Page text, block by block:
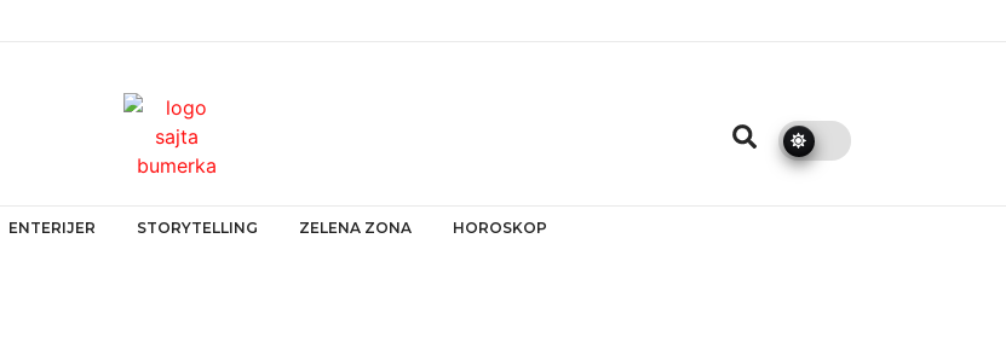
ENTERIJER STORYTELLING ZELENA ZONA HOROSKOP